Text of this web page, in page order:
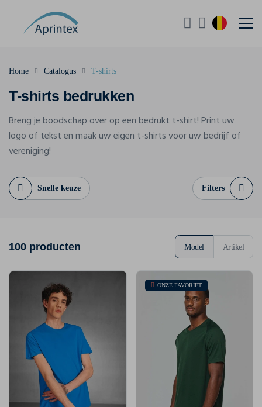
T-shirts bedrukken
Home Catalogus T-shirts
Breng je boodschap over op een bedrukt t-shirt! Print uw
logo of tekst en maak uw eigen t-shirts voor uw bedrijf of
vereniging!
Snelle keuze Filters
100 producten Model Artikel
ONZE FAVORIET